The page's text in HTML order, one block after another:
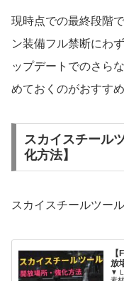
現時点での最終段階
ン装備フル禁断にわ
ップデートでのさら
めておくのがおすすめ
スカイスチール
化方法】
スカイスチールツー
放
▼